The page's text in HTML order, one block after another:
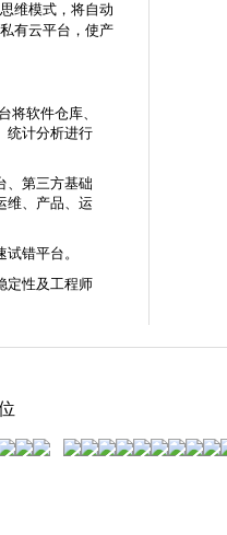
维模式，将自动
有云平台，使产
将软件仓库、
统计分析进行
、第三方基础
维、产品、运
错平台。
定性及工程师